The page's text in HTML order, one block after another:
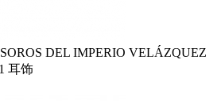
DEL IMPERIO VELÁZQUEZ
耳饰